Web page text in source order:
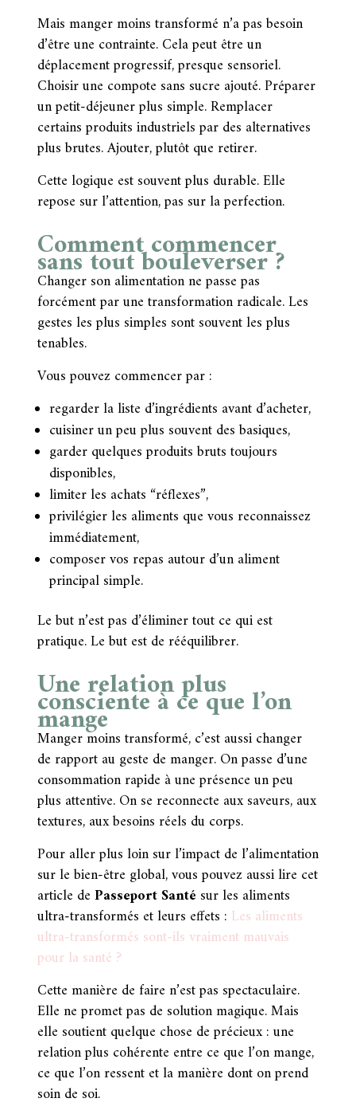
Mais manger moins transformé n’a pas besoin
d’être une contrainte. Cela peut être un
déplacement progressif, presque sensoriel.
Choisir une compote sans sucre ajouté. Préparer
un petit-déjeuner plus simple. Remplacer
certains produits industriels par des alternatives
plus brutes. Ajouter, plutôt que retirer.
Cette logique est souvent plus durable. Elle
repose sur l’attention, pas sur la perfection.
Comment commencer
sans tout bouleverser ?
Changer son alimentation ne passe pas
forcément par une transformation radicale. Les
gestes les plus simples sont souvent les plus
tenables.
Vous pouvez commencer par :
regarder la liste d’ingrédients avant d’acheter,
cuisiner un peu plus souvent des basiques,
garder quelques produits bruts toujours
disponibles,
limiter les achats “réflexes”,
privilégier les aliments que vous reconnaissez
immédiatement,
composer vos repas autour d’un aliment
principal simple.
Le but n’est pas d’éliminer tout ce qui est
pratique. Le but est de rééquilibrer.
Une relation plus
consciente à ce que l’on
mange
Manger moins transformé, c’est aussi changer
de rapport au geste de manger. On passe d’une
consommation rapide à une présence un peu
plus attentive. On se reconnecte aux saveurs, aux
textures, aux besoins réels du corps.
Pour aller plus loin sur l’impact de l’alimentation
sur le bien-être global, vous pouvez aussi lire cet
article dePasseport Santé sur les aliments
ultra-transformés et leurs effets : Les aliments
ultra-transformés sont-ils vraiment mauvais
pour la santé ?
Cette manière de faire n’est pas spectaculaire.
Elle ne promet pas de solution magique. Mais
elle soutient quelque chose de précieux : une
relation plus cohérente entre ce que l’on mange,
ce que l’on ressent et la manière dont on prend
soin de soi.